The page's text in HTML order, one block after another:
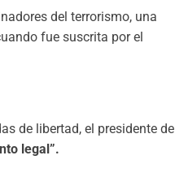
del terrorismo, una
fue suscrita por el
de libertad, el presidente de
legal”.